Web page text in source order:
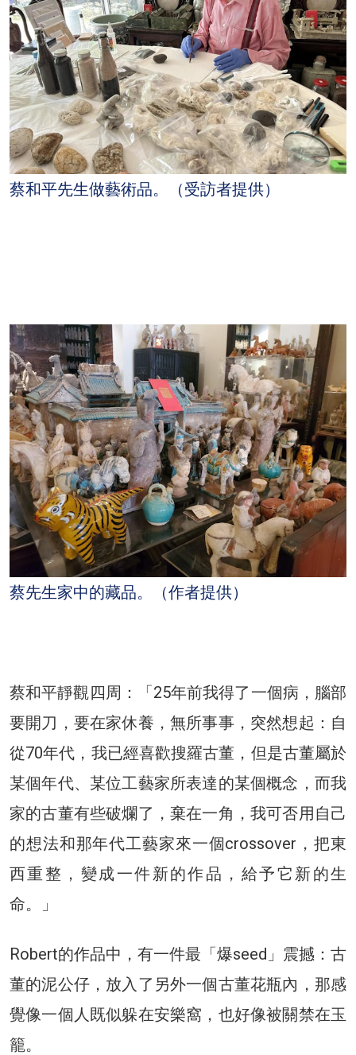
蔡和平先生做藝術品。（受訪者提供）
蔡先生家中的藏品。（作者提供）
蔡和平靜觀四周：「25年前我得了一個病，腦部
要開刀，要在家休養，無所事事，突然想起：自
從70年代，我已經喜歡搜羅古董，但是古董屬於
某個年代、某位工藝家所表達的某個概念，而我
家的古董有些破爛了，棄在一角，我可否用自己
的想法和那年代工藝家來一個crossover，把東
西重整，變成一件新的作品，給予它新的生
命。」
Robert的作品中，有一件最「爆seed」震撼：古
董的泥公仔，放入了另外一個古董花瓶內，那感
覺像一個人既似躲在安樂窩，也好像被關禁在玉
籠。